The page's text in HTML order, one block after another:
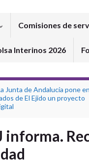
Comisiones de
Interinos 2026
Junta de Andalucía pone en
de El Ejido un proyecto
informa.